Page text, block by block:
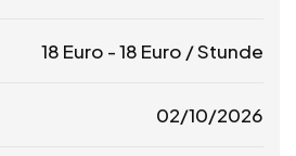
18 Euro -18 Euro / Stunde
02/10/2026